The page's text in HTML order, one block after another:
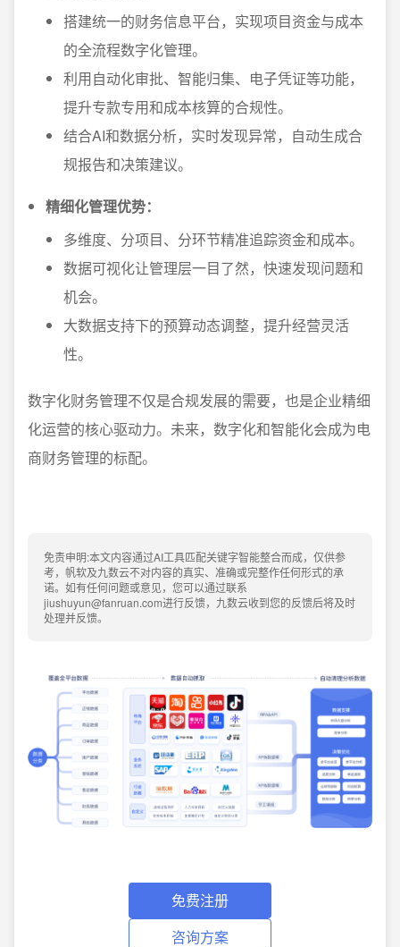
搭建统一的财务信息平台，实现项目资金与成本
的全流程数字化管理。
利用自动化审批、智能归集、电子凭证等功能，
提升专款专用和成本核算的合规性。
结合AI和数据分析，实时发现异常，自动生成合
规报告和决策建议。
精细化管理优势：
多维度、分项目、分环节精准追踪资金和成本。
数据可视化让管理层一目了然，快速发现问题和
机会。
大数据支持下的预算动态调整，提升经营灵活
性。
数字化财务管理不仅是合规发展的需要，也是企业精细
化运营的核心驱动力。未来，数字化和智能化会成为电
商财务管理的标配。
免责申明:本文内容通过AI工具匹配关键字智能整合而成，仅供参
考，帆软及九数云不对内容的真实、准确或完整作任何形式的承
诺。如有任何问题或意见，您可以通过联系
jiushuyun@fanruan.com进行反馈，九数云收到您的反馈后将及时
处理并反馈。
免费注册
咨询方案